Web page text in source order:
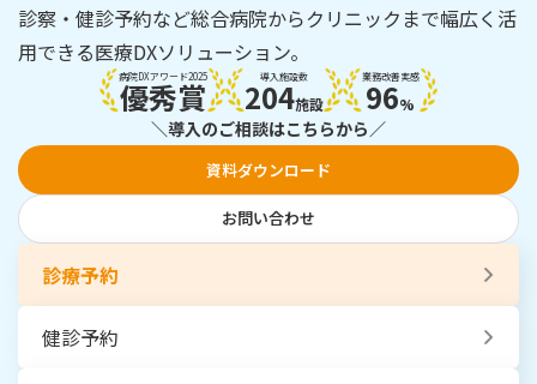
診察・健診予約など総合病院からクリニックまで幅広く活
用できる医療DXソリューション。
病院DXアワード2025
優秀賞 導入施設数
204施設
業務改善実感
96%
＼導入のご相談はこちらから／
資料ダウンロード
お問い合わせ
診療予約
健診予約